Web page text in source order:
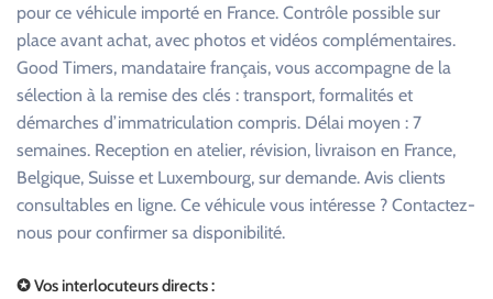
pour ce véhicule importé en France. Contrôle possible sur
place avant achat, avec photos et vidéos complémentaires.
Good Timers, mandataire français, vous accompagne de la
sélection à la remise des clés : transport, formalités et
démarches d’immatriculation compris. Délai moyen : 7
semaines. Reception en atelier, révision, livraison en France,
Belgique, Suisse et Luxembourg, sur demande. Avis clients
consultables en ligne. Ce véhicule vous intéresse ? Contactez-
nous pour confirmer sa disponibilité.
✪ Vos interlocuteurs directs :